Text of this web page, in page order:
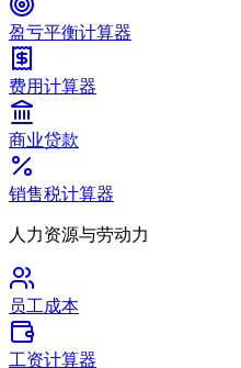
盈亏平衡计算器
费用计算器
商业贷款
销售税计算器
人力资源与劳动力
员工成本
工资计算器